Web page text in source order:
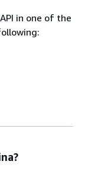
in one of the